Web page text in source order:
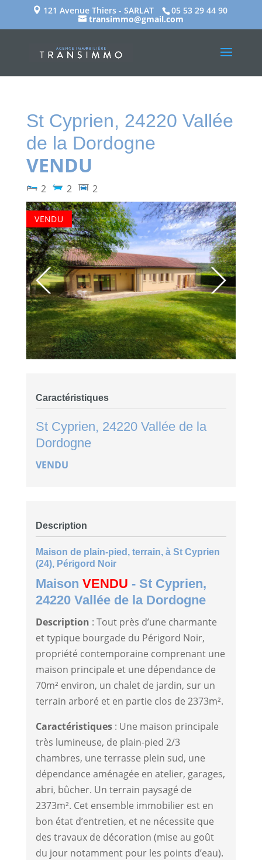
121 Avenue Thiers - SARLAT 05 53 29 44 90
transimmo@gmail.com
St Cyprien, 24220 Vallée
de la Dordogne
VENDU
2 2 2
VENDU
Caractéristiques
St Cyprien, 24220 Vallée de la
Dordogne
VENDU
Description
Maison de plain-pied, terrain, à St Cyprien
(24), Périgord Noir
Maison VENDU - St Cyprien,
24220 Vallée de la Dordogne
Description : Tout près d’une charmante
et typique bourgade du Périgord Noir,
propriété contemporaine comprenant une
maison principale et une dépendance de
70m² environ, un chalet de jardin, sur un
terrain arboré et en partie clos de 2373m².
Caractéristiques: Une maison principale
très lumineuse, de plain-pied 2/3
chambres, une terrasse plein sud, une
dépendance aménagée en atelier, garages,
abri, bûcher. Un terrain paysagé de
2373m². Cet ensemble immobilier est en
bon état d’entretien, et ne nécessite que
des travaux de décoration (mise au goût
du jour notamment pour les points d’eau).